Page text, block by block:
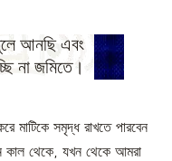
আনছি এবং
না জমিতে।
মাটিকে সমৃদ্ধ রাখতে পারবেন
থেকে, যখন থেকে আমরা